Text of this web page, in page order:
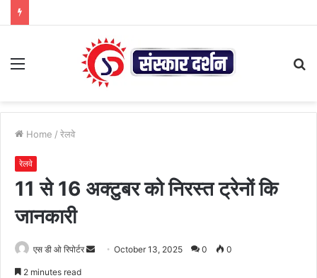
Menu
Home / रेलवे
रेलवे
11 से 16 अक्टुबर को निरस्त ट्रेनों कि
जानकारी
एस डी ओ रिपोर्टर
SendOctober 13, 2025 0 0
2 minutes read